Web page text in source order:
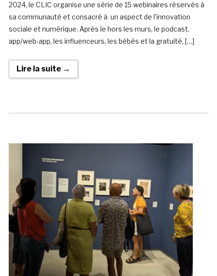
2024, le CLIC organise une série de 15 webinaires réservés à
sa communauté et consacré à un aspect de l’innovation
sociale et numérique. Après le hors les murs, le podcast,
app/web-app, les influenceurs, les bébés et la gratuité, […]
Lire la suite →